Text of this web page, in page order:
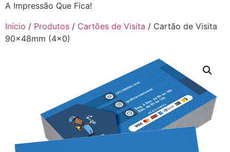
A Impressão Que Fica!
Início / Produtos / Cartões de Visita / Cartão de Visita
90x48mm (4×0)